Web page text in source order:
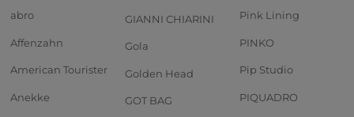
abro
Affenzahn
American Tourister
Anekke
GIANNI CHIARINI
Gola
Golden Head
GOT BAG
Pink Lining
PINKO
Pip Studio
PIQUADRO